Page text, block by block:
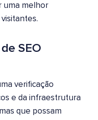
uma melhor
SEO
verificação
e da infraestrutura
que possam